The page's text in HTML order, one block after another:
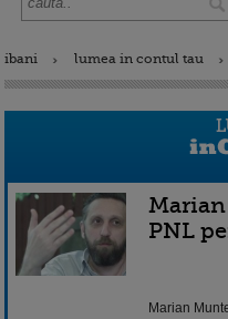
ibani lumea in contul tau
PNL
Marian